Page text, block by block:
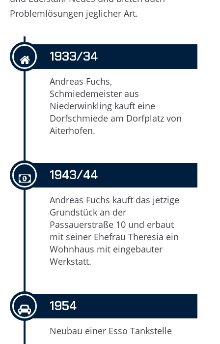
Problemlösungen jeglicher Art.
1933/34
Andreas Fuchs,
Schmiedemeister aus
Niederwinkling kauft eine
Dorfschmiede am Dorfplatz von
Aiterhofen.
1943/44
Andreas Fuchs kauft das jetzige
Grundstück an der
Passauerstraße 10 und erbaut
mit seiner Ehefrau Theresia ein
Wohnhaus mit eingebauter
Werkstatt.
1954
Neubau einer Esso Tankstelle